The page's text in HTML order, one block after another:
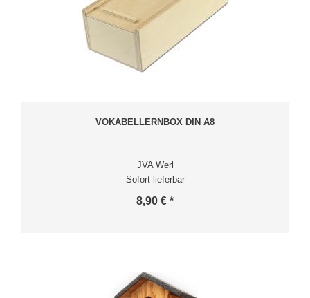
VOKABELLERNBOX DIN A8
JVA Werl
Sofort lieferbar
8,90 € *